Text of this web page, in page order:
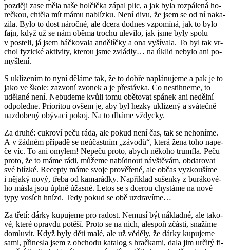
poz­dě­ji zase měla naše hol­čič­ka zápal plic, a jak byla roz­pá­le­ná ho­
reč­kou, chtě­la mít mámu na­blíz­ku. Není divu, že jsem se od ní na­ka­
zi­la. Bylo to dost ná­roč­né, ale dcera dodnes vzpo­mí­ná, jak to bylo
fajn, když už se nám oběma tro­chu ule­vi­lo, jak jsme byly spolu
v po­ste­li, já jsem háč­ko­va­la an­dě­líč­ky a ona vy­ší­va­la. To byl tak vr­
chol fy­zic­ké ak­ti­vi­ty, kte­rou jsme zvládly… na úklid ne­by­lo ani po­
myš­le­ní.
S uklí­ze­ním to nyní dě­lá­me tak, že to dobře na­plá­nu­je­me a pak je to
jako ve škole: za­zvo­ní zvo­nek a je pře­stáv­ka. Co ne­stih­ne­me, to
udě­la­né není. Ne­bu­de­me kvůli tomu obě­to­vat spá­nek ani ne­děl­ní
od­po­led­ne. Pri­o­ri­tou ovšem je, aby byl hezky ukli­ze­ný a svá­teč­ně
na­zdo­be­ný obý­va­cí pokoj. Na to dbáme vždyc­ky.
Za druhé: cuk­ro­ví peču ráda, ale pokud není čas, tak se ne­ho­ní­me.
A v žád­ném pří­pa­dě se ne­ú­čast­ním „zá­vo­dů“, která žena toho na­pe­
če víc. To ani omy­lem! Ne­pe­ču proto, abych ně­ko­ho trum­fla. Peču
proto, že to máme rádi, mů­že­me na­bíd­nout ná­vště­vám, ob­da­ro­vat
své blíz­ké. Re­cep­ty máme svoje pro­vě­ře­né, ale občas vy­zkou­ší­me
i ně­ja­ký nový, třeba od ka­ma­rád­ky. Na­pří­klad su­šen­ky z bu­rá­ko­vé­
ho másla jsou úplně úžas­né. Letos se s dce­rou chys­tá­me na nové
typy vosích hnízd. Tedy pokud se obě uzdra­ví­me…
Za třetí: dárky ku­pu­je­me pro ra­dost. Ne­mu­sí být ná­klad­né, ale ta­ko­
vé, které oprav­du po­tě­ší. Proto se na nich, ale­spoň zčás­ti, sna­ží­me
do­mlu­vit. Když byly děti malé, ale už vě­dě­ly, že dárky ku­pu­je­me
sami, při­nes­la jsem z ob­cho­du ka­ta­log s hrač­ka­mi, dala jim ur­či­tý fi­